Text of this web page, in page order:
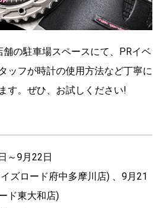
の駐車場スペースにて、PRイベ
ッフが時計の使用方法など丁寧に
す。ぜひ、お試しください!
～9月22日
ズロード府中多摩川店) 、9月21
ド東大和店)